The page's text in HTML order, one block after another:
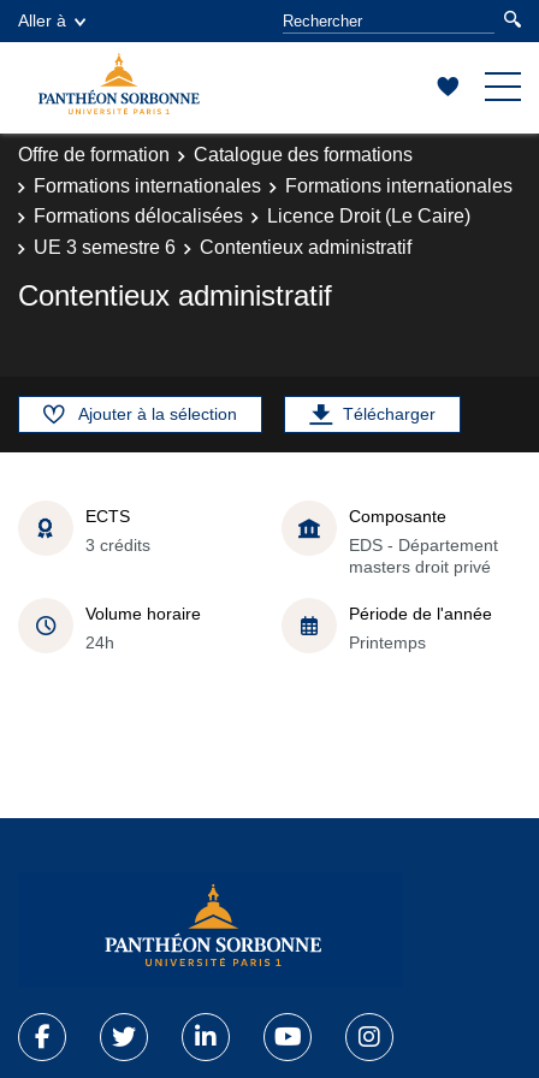
Aller à
Offre de formation
Catalogue des formations
Formations internationales
Formations internationales
Formations délocalisées
Licence Droit (Le Caire)
UE 3 semestre 6
Contentieux administratif
Contentieux administratif
Ajouter à la sélection Télécharger
ECTS
3 crédits
Composante
EDS - Département
masters droit privé
Volume horaire
24h
Période de l'année
Printemps